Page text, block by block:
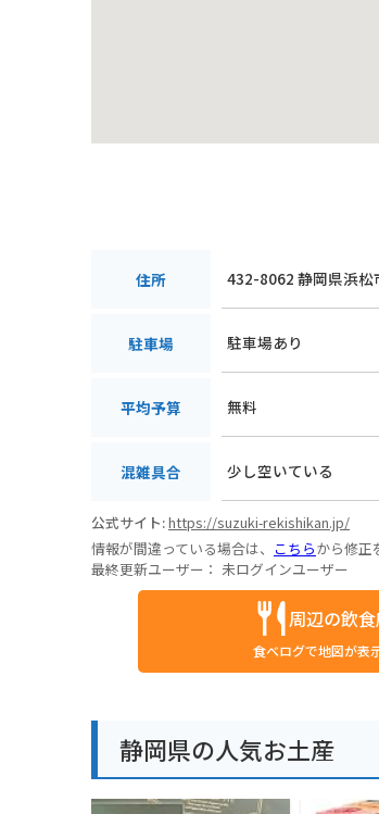
住所 432-8062 静岡県浜松
駐車場 駐車場あり
平均予算 無料
混雑具合 少し空いている
公式サイト:https://suzuki-rekishikan.jp/
情報が間違っている場合は、 こちらから修正
最終更新ユーザー： 未ログインユーザー
周辺の飲
食べログで地図が表
静岡県の人気お土産